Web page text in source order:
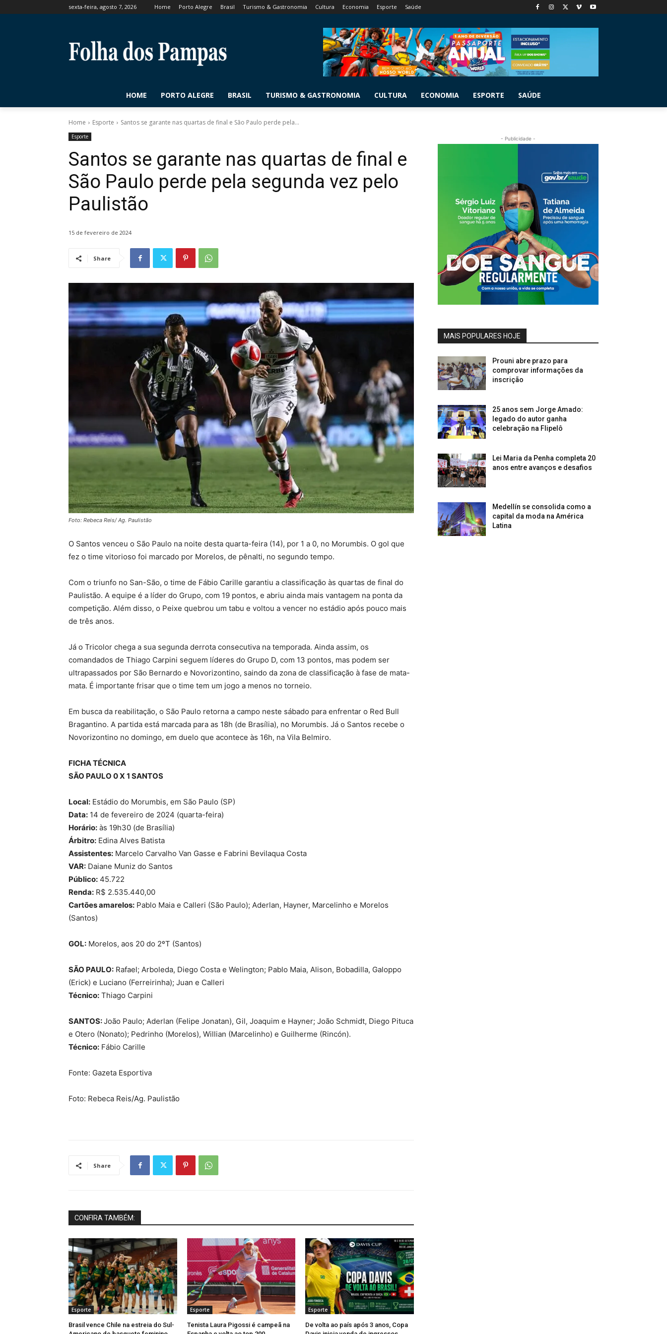
sexta-feira, agosto 7, 2026 Home Porto Alegre Brasil Turismo & Gastronomia Cultura Economia Esporte Saúde
HOME PORTO ALEGRE BRASIL TURISMO & GASTRONOMIA CULTURA ECONOMIA ESPORTE SAÚDE
Home Esporte Santos se garante nas quartas de final e São Paulo perde pela...
Esporte
Santos se garante nas quartas de final e
São Paulo perde pela segunda vez pelo
Paulistão
15 de fevereiro de 2024
Share
Foto: Rebeca Reis/ Ag. Paulistão
O Santos venceu o São Paulo na noite desta quarta-feira (14), por 1 a 0, no Morumbis. O gol que
fez o time vitorioso foi marcado por Morelos, de pênalti, no segundo tempo.
Com o triunfo no San-São, o time de Fábio Carille garantiu a classificação às quartas de final do
Paulistão. A equipe é a líder do Grupo, com 19 pontos, e abriu ainda mais vantagem na ponta da
competição. Além disso, o Peixe quebrou um tabu e voltou a vencer no estádio após pouco mais
de três anos.
Já o Tricolor chega a sua segunda derrota consecutiva na temporada. Ainda assim, os
comandados de Thiago Carpini seguem líderes do Grupo D, com 13 pontos, mas podem ser
ultrapassados por São Bernardo e Novorizontino, saindo da zona de classificação à fase de mata-
mata. É importante frisar que o time tem um jogo a menos no torneio.
Em busca da reabilitação, o São Paulo retorna a campo neste sábado para enfrentar o Red Bull
Bragantino. A partida está marcada para as 18h (de Brasília), no Morumbis. Já o Santos recebe o
Novorizontino no domingo, em duelo que acontece às 16h, na Vila Belmiro.
FICHA TÉCNICA
SÃO PAULO 0 X 1 SANTOS
Local: Estádio do Morumbis, em São Paulo (SP)
Data: 14 de fevereiro de 2024 (quarta-feira)
Horário: às 19h30 (de Brasília)
Árbitro: Edina Alves Batista
Assistentes: Marcelo Carvalho Van Gasse e Fabrini Bevilaqua Costa
VAR: Daiane Muniz do Santos
Público: 45.722
Renda: R$ 2.535.440,00
Cartões amarelos: Pablo Maia e Calleri (São Paulo); Aderlan, Hayner, Marcelinho e Morelos
(Santos)
GOL: Morelos, aos 20 do 2ºT (Santos)
SÃO PAULO: Rafael; Arboleda, Diego Costa e Welington; Pablo Maia, Alison, Bobadilla, Galoppo
(Erick) e Luciano (Ferreirinha); Juan e Calleri
Técnico: Thiago Carpini
SANTOS:João Paulo; Aderlan (Felipe Jonatan), Gil, Joaquim e Hayner; João Schmidt, Diego Pituca
e Otero (Nonato); Pedrinho (Morelos), Willian (Marcelinho) e Guilherme (Rincón).
Técnico: Fábio Carille
Fonte: Gazeta Esportiva
Foto: Rebeca Reis/Ag. Paulistão
Share
CONFIRA TAMBÉM:
Esporte
Brasil vence Chile na estreia do Sul-
Esporte
Tenista Laura Pigossi é campeã na
Esporte
De volta ao país após 3 anos, Copa
- Publicidade -
MAIS POPULARES HOJE
Prouni abre prazo para
comprovar informações da
inscrição
25 anos sem Jorge Amado:
legado do autor ganha
celebração na Flipelô
Lei Maria da Penha completa 20
anos entre avanços e desafios
Medellín se consolida como a
capital da moda na América
Latina